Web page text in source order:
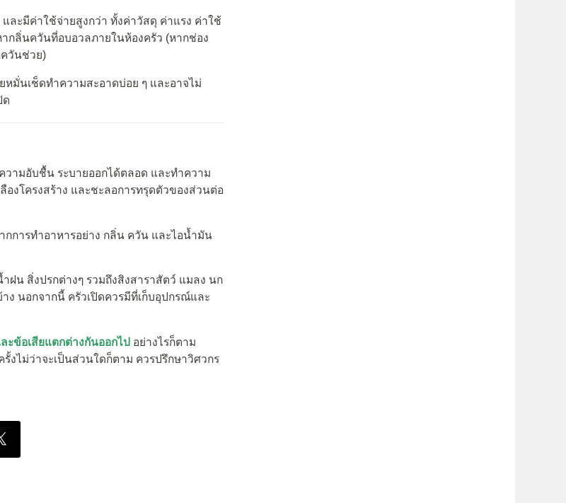
ละมีค่าใช้จ่ายสูงกว่า ทั้งค่าวัสดุ ค่าแรง ค่าใช้
ากลิ่นควันที่อบอวลภายในห้องครัว (หากช่อง
ควันช่วย)
หมั่นเช็ดทำความสะอาดบ่อย ๆ และอาจไม่
ด
วามอับชื้น ระบายออกได้ตลอด และทำความ
องโครงสร้าง และชะลอการทรุดตัวของส่วนต่อ
กการทำอาหารอย่าง กลิ่น ควัน และไอน้ำมัน
ฝน สิ่งปรกต่างๆ รวมถึงสิงสาราสัตว์ แมลง นก
นอกจากนี้ ครัวเปิดควรมีที่เก็บอุปกรณ์และ
ะข้อเสียแตกต่างกันออกไป อย่างไรก็ตาม
งไม่ว่าจะเป็นส่วนใดก็ตาม ควรปรึกษาวิศวกร